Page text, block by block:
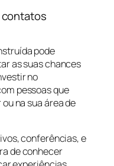
pode
as suas chances
no
pessoas que
na sua área de
conferências, e
de conhecer